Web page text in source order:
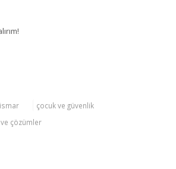
çocuk ve güvenlik
çözümler